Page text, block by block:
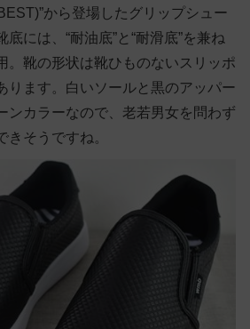
から登場したグリップシュー
には、“耐油底”と“耐滑底”を兼ね
。靴の形状は靴ひものないスリッポ
ります。白いソールと黒のアッパー
ンカラーなので、老若男女を問わず
そうですね。